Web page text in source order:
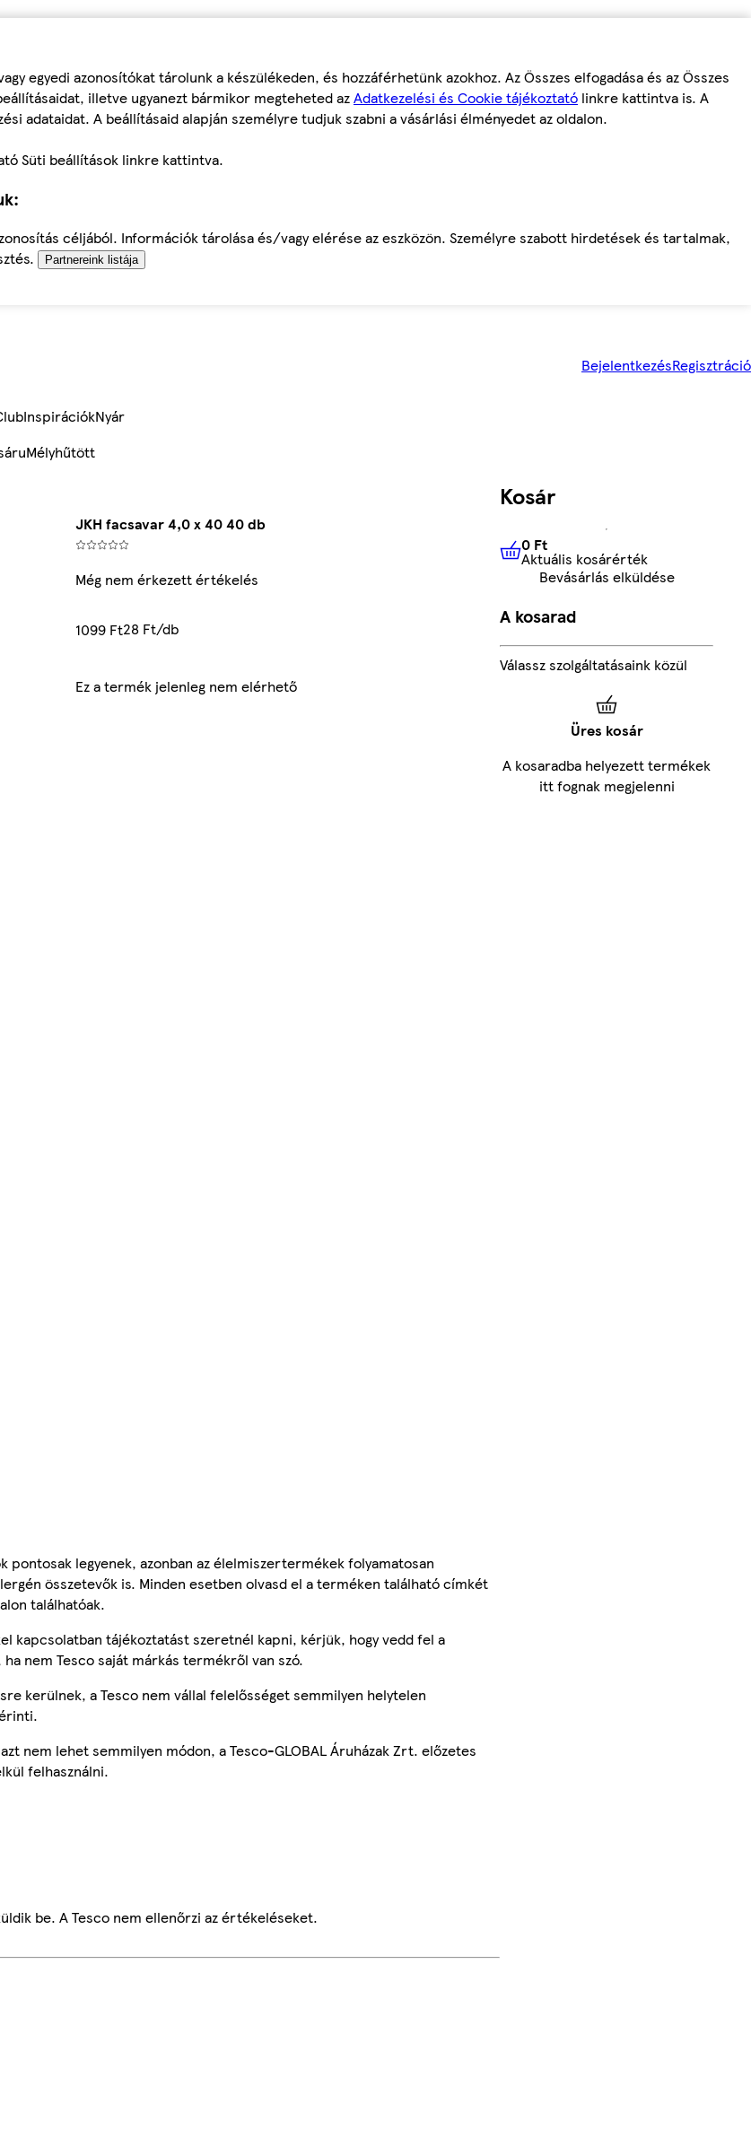
egyedi azonosítókat tárolunk a készülékeden, és hozzáférhetünk azokhoz. Az Összes elfogadása és az Összes
illetve ugyanezt bármikor megteheted azAdatkezelési és Cookie tájékoztató linkre kattintva is. A
adataidat. A beállításaid alapján személyre tudjuk szabni a vásárlási élményedet az oldalon.
Süti beállítások linkre kattintva.
céljából. Információk tárolása és/vagy elérése az eszközön. Személyre szabott hirdetések és tartalmak,
Partnereink listája
BejelentkezésRegisztráció
InspirációkNyár
Mélyhűtött
JKH facsavar 4,0 x 40 40 db
Még nem érkezett értékelés
1099 Ft28 Ft/db
Ez a termék jelenleg nem elérhető
legyenek, azonban az élelmiszertermékek folyamatosan
összetevők is. Minden esetben olvasd el a terméken található címkét
találhatóak.
kapcsolatban tájékoztatást szeretnél kapni, kérjük, hogy vedd fel a
nem Tesco saját márkás termékről van szó.
kerülnek, a Tesco nem vállal felelősséget semmilyen helytelen
nem lehet semmilyen módon, a Tesco-GLOBAL Áruházak Zrt. előzetes
felhasználni.
be. A Tesco nem ellenőrzi az értékeléseket.
Kosár
0 FtAktuális kosárérték
0 Ft
Aktuális kosárérték
Bevásárlás elküldése
A kosarad
Válassz szolgáltatásaink közül
Üres kosár
A kosaradba helyezett termékek
itt fognak megjelenni